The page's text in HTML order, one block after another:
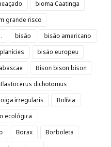
bioma Caatinga
grande risco
bisão
bisão americano
bisão europeu
Bison bison bison
dichotomus
irregularis
Bolívia
ecológica
Borax
Borboleta